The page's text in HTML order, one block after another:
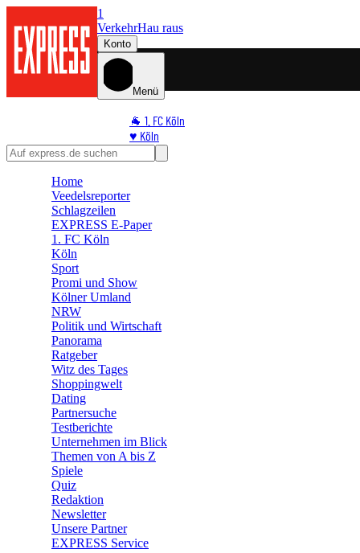
1
VerkehrHau raus
Konto
Menü
🐐 1. FC Köln
♥️ Köln
⭐ Promi
🛒 Shoppingwelt
Home
Veedelsreporter
Schlagzeilen
EXPRESS E-Paper
1. FC Köln
Köln
Sport
Promi und Show
Kölner Umland
NRW
Politik und Wirtschaft
Panorama
Ratgeber
Witz des Tages
Shoppingwelt
Dating
Partnersuche
Testberichte
Unternehmen im Blick
Themen von A bis Z
Spiele
Quiz
Redaktion
Newsletter
Unsere Partner
EXPRESS Service